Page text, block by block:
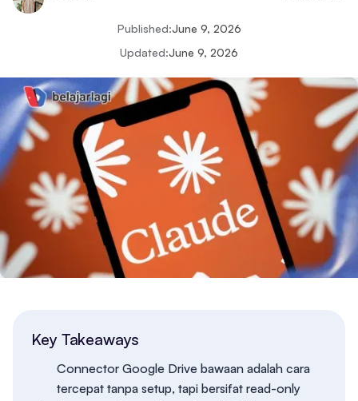
Published:June 9, 2026
Updated:June 9, 2026
Key Takeaways
Connector Google Drive bawaan adalah cara
tercepat tanpa setup, tapi bersifat read-only